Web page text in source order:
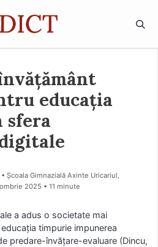
educația
sfera
• Școala Gimnazială Axinte Uricariul,
2025 • 11 minute
a adus o societate mai
timpurie impunerea
predare-învățare-evaluare (Dincu,